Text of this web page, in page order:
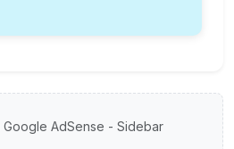
Google AdSense - Sidebar